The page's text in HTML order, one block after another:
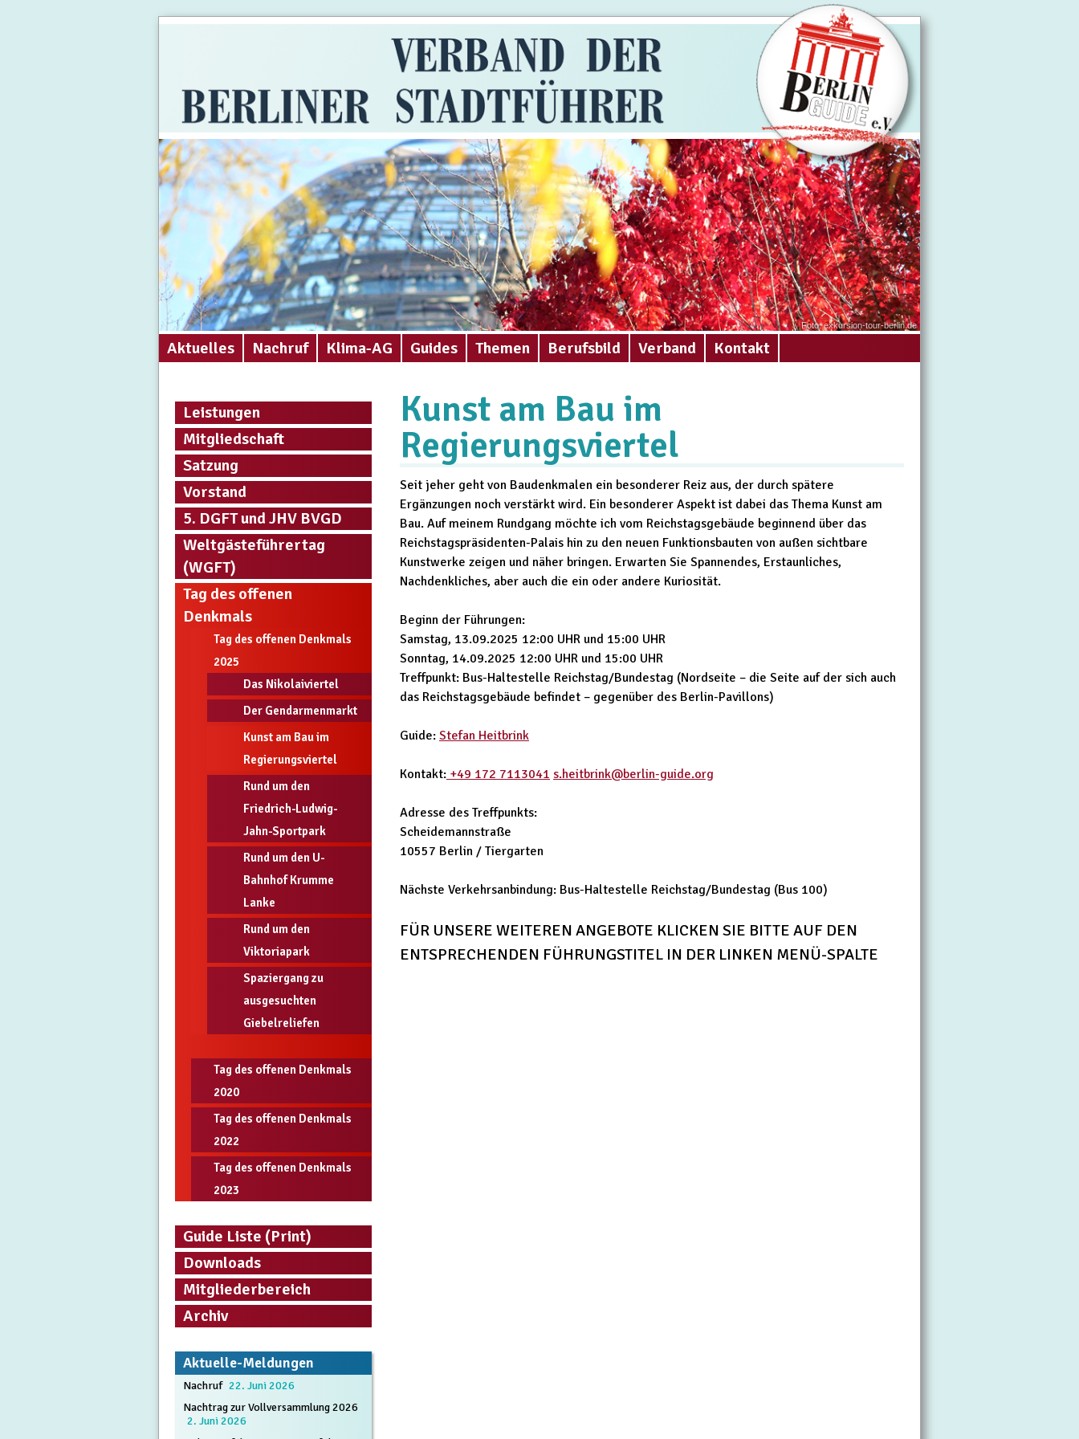
Foto: exkursion-tour-berlin.de
Aktuelles Nachruf Klima-AG Guides Themen Berufsbild Verband Kontakt
Kunst am Bau im
Regierungsviertel
Seit jeher geht von Baudenkmalen ein besonderer Reiz aus, der durch spätere
Ergänzungen noch verstärkt wird. Ein besonderer Aspekt ist dabei das Thema Kunst am
Bau. Auf meinem Rundgang möchte ich vom Reichstagsgebäude beginnend über das
Reichstagspräsidenten-Palais hin zu den neuen Funktionsbauten von außen sichtbare
Kunstwerke zeigen und näher bringen. Erwarten Sie Spannendes, Erstaunliches,
Nachdenkliches, aber auch die ein oder andere Kuriosität.
Beginn der Führungen:
Samstag, 13.09.2025 12:00 UHR und 15:00 UHR
Sonntag, 14.09.2025 12:00 UHR und 15:00 UHR
Treffpunkt: Bus-Haltestelle Reichstag/Bundestag (Nordseite – die Seite auf der sich auch
das Reichstagsgebäude befindet – gegenüber des Berlin-Pavillons)
Guide: Stefan Heitbrink
Kontakt: +49 172 7113041 s.heitbrink@berlin-guide.org
Adresse des Treffpunkts:
Scheidemannstraße
10557 Berlin / Tiergarten
Nächste Verkehrsanbindung: Bus-Haltestelle Reichstag/Bundestag (Bus 100)
FÜR UNSERE WEITEREN ANGEBOTE KLICKEN SIE BITTE AUF DEN
ENTSPRECHENDEN FÜHRUNGSTITEL IN DER LINKEN MENÜ-SPALTE
Leistungen
Mitgliedschaft
Satzung
Vorstand
5. DGFT und JHV BVGD
Weltgästeführertag
(WGFT)
Tag des offenen
Denkmals
Tag des offenen Denkmals
2025
Das Nikolaiviertel
Der Gendarmenmarkt
Kunst am Bau im
Regierungsviertel
Rund um den
Friedrich-Ludwig-
Jahn-Sportpark
Rund um den U-
Bahnhof Krumme
Lanke
Rund um den
Viktoriapark
Spaziergang zu
ausgesuchten
Giebelreliefen
Tag des offenen Denkmals
2020
Tag des offenen Denkmals
2022
Tag des offenen Denkmals
2023
Guide Liste (Print)
Downloads
Mitgliederbereich
Archiv
Aktuelle-Meldungen
Nachruf 22. Juni 2026
Nachtrag zur Vollversammlung 2026
2. Juni 2026